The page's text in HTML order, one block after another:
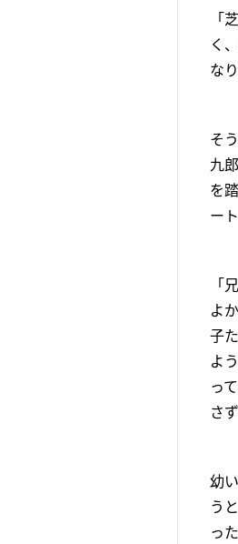
「
く
な
そ
九
を
ー
「
よ
子
よ
っ
さ
幼
う
っ